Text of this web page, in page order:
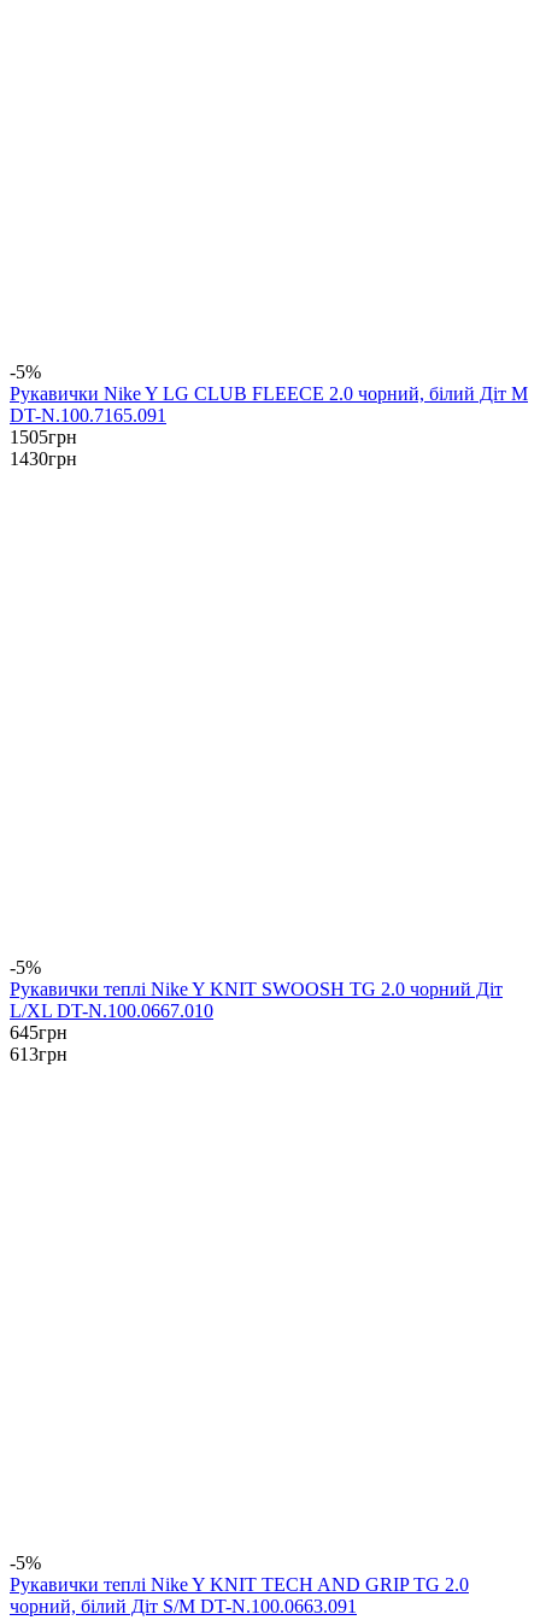
-5%
Рукавички Nike Y LG CLUB FLEECE 2.0 чорний, білий Діт M
DT-N.100.7165.091
1505грн
1430грн
-5%
Рукавички теплі Nike Y KNIT SWOOSH TG 2.0 чорний Діт
L/XL DT-N.100.0667.010
645грн
613грн
-5%
Рукавички теплі Nike Y KNIT TECH AND GRIP TG 2.0
чорний, білий Діт S/M DT-N.100.0663.091